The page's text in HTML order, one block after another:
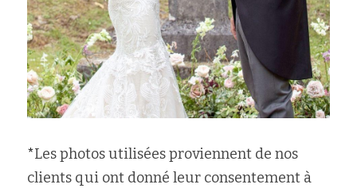
*Les photos utilisées proviennent de nos
clients qui ont donné leur consentement à